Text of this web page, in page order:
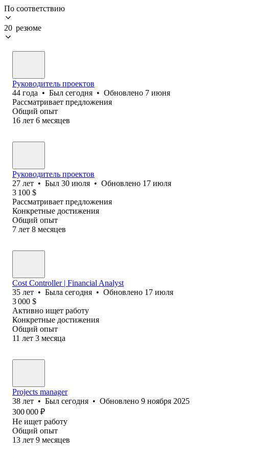
По соответствию
20 резюме
Руководитель проектов
44 года • Был сегодня • Обновлено 7 июня
Рассматривает предложения
Общий опыт
16 лет 6 месяцев
Руководитель проектов
27 лет • Был 30 июля • Обновлено 17 июля
3 100 $
Рассматривает предложения
Конкретные достижения
Общий опыт
7 лет 8 месяцев
Cost Controller | Financial Analyst
35 лет • Была сегодня • Обновлено 17 июля
3 000 $
Активно ищет работу
Конкретные достижения
Общий опыт
11 лет 3 месяца
Projects manager
38 лет • Был сегодня • Обновлено 9 ноября 2025
300 000 ₽
Не ищет работу
Общий опыт
13 лет 9 месяцев